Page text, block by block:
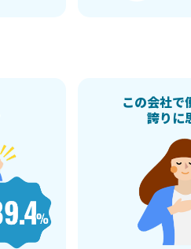
この会社で
誇りに